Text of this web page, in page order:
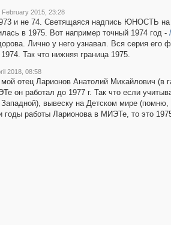
February 2015, 23:28
и не 74. Светящаяся надпись ЮНОСТЬ на
в 1975. Вот например точный 1974 год -
Лично у него узнавал. Вся серия его
Так что нижняя граница 1975.
2018, 08:58
мой отец Ларионов Анатолий Михайлович (в
он работал до 1977 г. Так что если
вывеску на Детском мире
работы Ларионова в МИЭТе, то это